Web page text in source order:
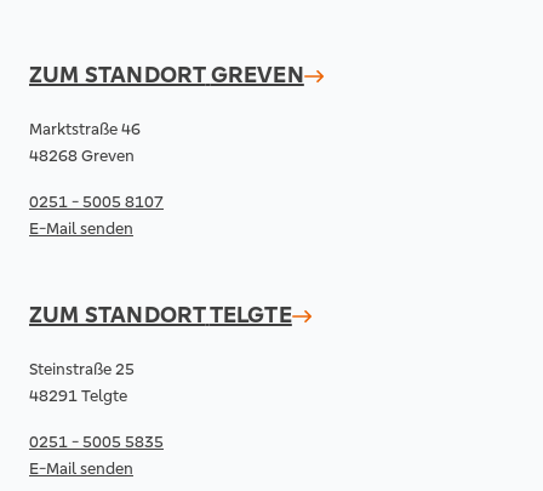
ZUM STANDORTGREVEN
Marktstraße 46
48268 Greven
0251 - 5005 8107
E-Mail senden
ZUM STANDORTTELGTE
Steinstraße 25
48291 Telgte
0251 - 5005 5835
E-Mail senden